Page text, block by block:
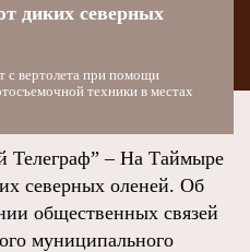
диких северных
с вертолета при помощи
техники в местах
– На Таймыре
северных оленей. Об
общественных связей
муниципального